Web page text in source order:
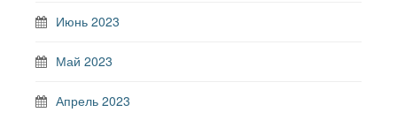
Июнь 2023
Май 2023
Апрель 2023